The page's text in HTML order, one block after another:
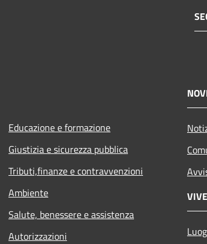
Educazione e formazione
Giustizia e sicurezza pubblica
Tributi,finanze e contravvenzioni
Ambiente
Salute, benessere e assistenza
Autorizzazioni